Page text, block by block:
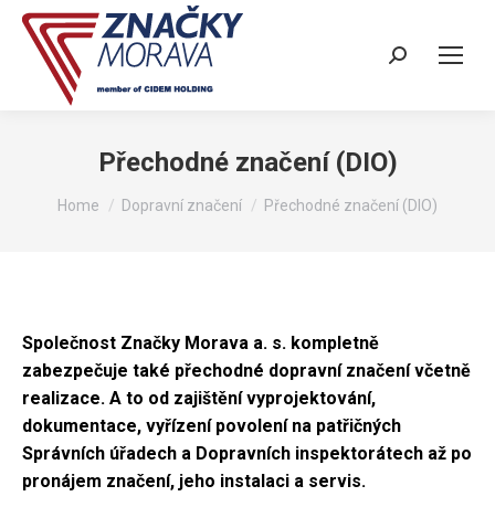
Search:
Přechodné značení (DIO)
You are here:
Home Dopravní značení Přechodné značení (DIO)
Společnost Značky Morava a. s. kompletně
zabezpečuje také přechodné dopravní značení včetně
realizace. A to od zajištění vyprojektování,
dokumentace, vyřízení povolení na patřičných
Správních úřadech a Dopravních inspektorátech až po
pronájem značení, jeho instalaci a servis.